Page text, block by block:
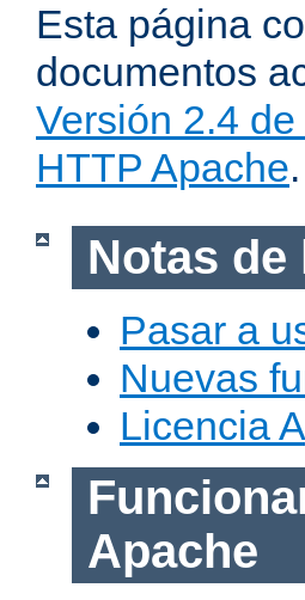
Esta página
documentos
Versión 2.4
HTTP Apache.
Notas de
Pasar a
Nuevas
Licencia
Apache